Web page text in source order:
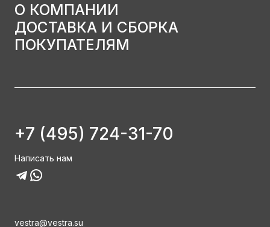
О КОМПАНИИ
ДОСТАВКА И СБОРКА
ПОКУПАТЕЛЯМ
+7 (495) 724-31-70
Написать нам
vestra@vestra.su